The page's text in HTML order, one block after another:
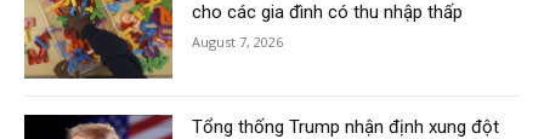
cho các gia đình có thu nhập thấp
August 7, 2026
Tổng thống Trump nhận định xung đột